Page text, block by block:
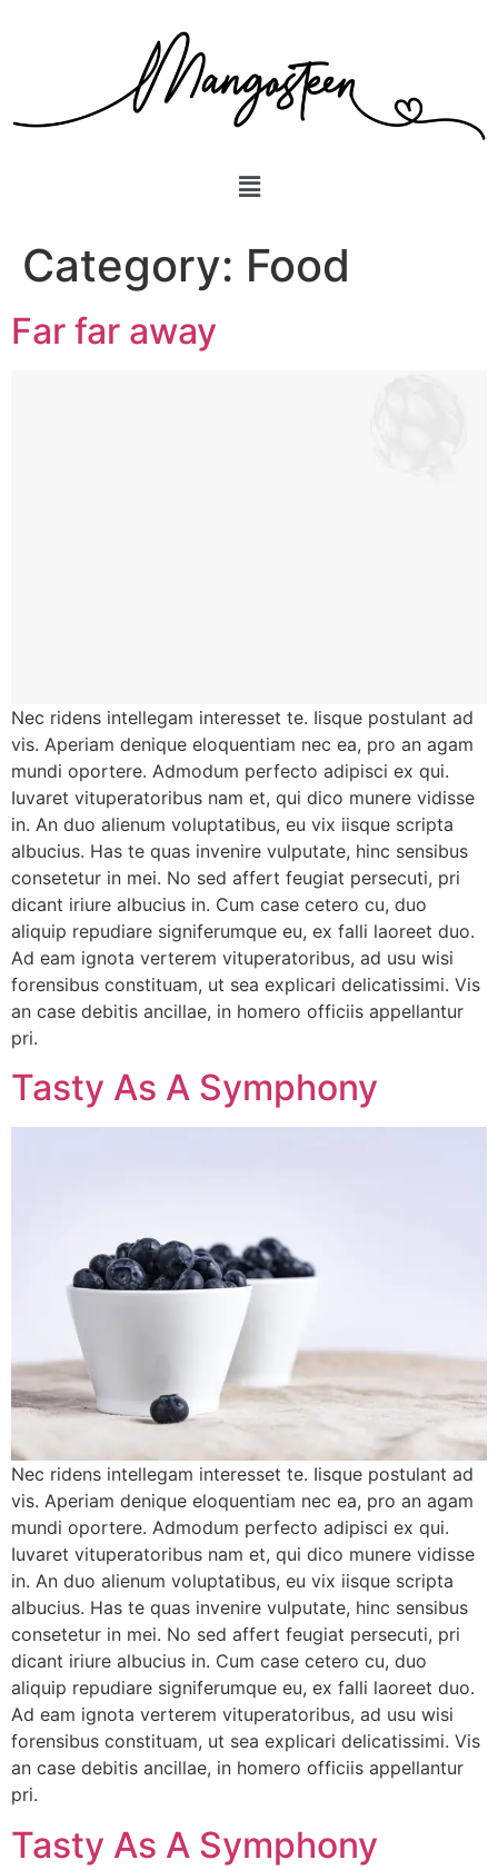
Category: Food
Far far away
Nec ridens intellegam interesset te. Iisque postulant ad
vis. Aperiam denique eloquentiam nec ea, pro an agam
mundi oportere. Admodum perfecto adipisci ex qui.
Iuvaret vituperatoribus nam et, qui dico munere vidisse
in. An duo alienum voluptatibus, eu vix iisque scripta
albucius. Has te quas invenire vulputate, hinc sensibus
consetetur in mei. No sed affert feugiat persecuti, pri
dicant iriure albucius in. Cum case cetero cu, duo
aliquip repudiare signiferumque eu, ex falli laoreet duo.
Ad eam ignota verterem vituperatoribus, ad usu wisi
forensibus constituam, ut sea explicari delicatissimi. Vis
an case debitis ancillae, in homero officiis appellantur
pri.
Tasty As A Symphony
Nec ridens intellegam interesset te. Iisque postulant ad
vis. Aperiam denique eloquentiam nec ea, pro an agam
mundi oportere. Admodum perfecto adipisci ex qui.
Iuvaret vituperatoribus nam et, qui dico munere vidisse
in. An duo alienum voluptatibus, eu vix iisque scripta
albucius. Has te quas invenire vulputate, hinc sensibus
consetetur in mei. No sed affert feugiat persecuti, pri
dicant iriure albucius in. Cum case cetero cu, duo
aliquip repudiare signiferumque eu, ex falli laoreet duo.
Ad eam ignota verterem vituperatoribus, ad usu wisi
forensibus constituam, ut sea explicari delicatissimi. Vis
an case debitis ancillae, in homero officiis appellantur
pri.
Tasty As A Symphony